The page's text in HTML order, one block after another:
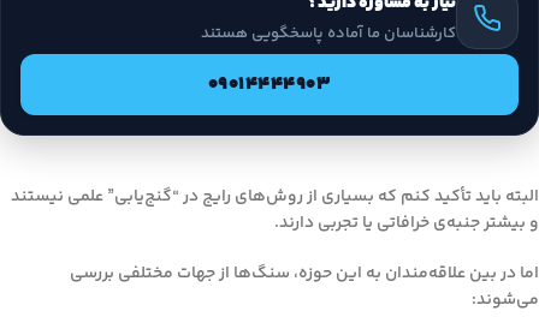
کارشناسان ما آماده پاسخگویی هستند
09014444903
البته باید تأکید کنم که بسیاری از روش‌های رایج در “گنج‌یابی” علمی نیستند
و بیشتر جنبه‌ی خرافاتی یا تجربی دارند.
اما در بین علاقه‌مندان به این حوزه، سنگ‌ها از جهات مختلفی بررسی
می‌شوند: